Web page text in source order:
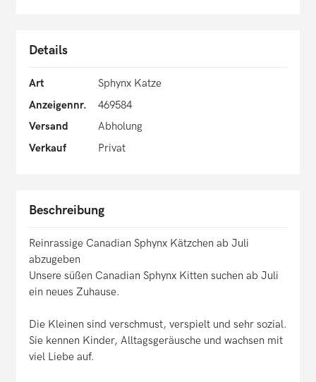
Details
Art
Sphynx Katze
Anzeigennr.
469584
Versand
Abholung
Verkauf
Privat
Beschreibung
Reinrassige Canadian Sphynx Kätzchen ab Juli
abzugeben
Unsere süßen Canadian Sphynx Kitten suchen ab Juli
ein neues Zuhause.
Die Kleinen sind verschmust, verspielt und sehr sozial.
Sie kennen Kinder, Alltagsgeräusche und wachsen mit
viel Liebe auf.